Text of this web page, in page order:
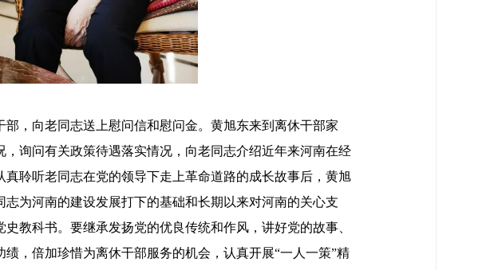
，向老同志送上慰问信和慰问金。黄旭东来到离休干部家
询问有关政策待遇落实情况，向老同志介绍近年来河南在经
聆听老同志在党的领导下走上革命道路的成长故事后，黄旭
为河南的建设发展打下的基础和长期以来对河南的关心支
教科书。要继承发扬党的优良传统和作风，讲好党的故事、
，倍加珍惜为离休干部服务的机会，认真开展“一人一策”精